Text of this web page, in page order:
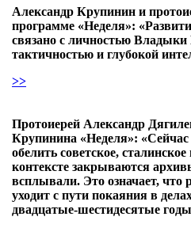
Александр Крупинин и
программе «Неделя»:
связано с личностью Владыки
тактичностью и глубокой
>>
Протоиерей Александр
Крупинина «Неделя»: «Сейчас
обелить советское,
контексте закрываются
всплывали. Это означает, что
уходит с пути покаяния в
двадцатые-шестидесятые